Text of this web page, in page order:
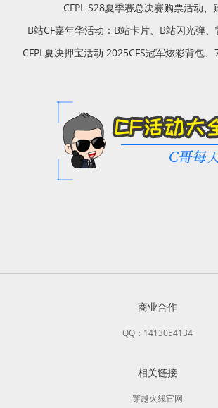
CFPL S28夏季赛总决赛购票活动、
B站CF嘉年华活动：B站卡片、B站闪光弹
CFPL夏决押宝活动 2025CFS冠军炫彩背包
商业合作
QQ：1413054134
相关链接
穿越火线官网